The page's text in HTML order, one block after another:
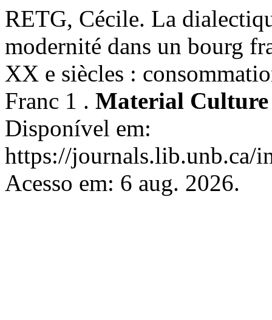
RETG, Cécile. La
modernité dans un bourg
XX e siècles :
Franc 1 . Material Culture
Disponível em:
https://journals.lib.unb.ca/
Acesso em: 6 aug. 2026.